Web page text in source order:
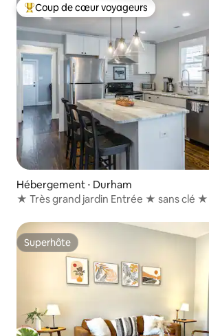
Coups de cœur voyageurs les plus
Coup de cœur voyageurs
Hébergement ⋅ Durham
★ Très grand jardin Entrée ★ sans clé ★ Cuisine ★
Superhôte
Superhôte